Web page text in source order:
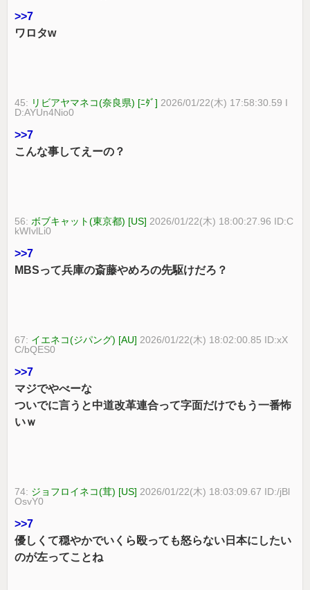
>>7
ワロタw
45: リビアヤマネコ(奈良県) [ﾆﾀﾞ] 2026/01/22(木) 17:58:30.59 I
D:AYUn4Nio0
>>7
こんな事してえーの？
56: ボブキャット(東京都) [US] 2026/01/22(木) 18:00:27.96 ID:C
kWIvlLi0
>>7
MBSって兵庫の斎藤やめろの先駆けだろ？
67: イエネコ(ジパング) [AU] 2026/01/22(木) 18:02:00.85 ID:xX
C/bQES0
>>7
マジでやべーな
ついでに言うと中道改革連合って字面だけでもう一番怖
いｗ
74: ジョフロイネコ(茸) [US] 2026/01/22(木) 18:03:09.67 ID:/jBl
OsvY0
>>7
優しくて穏やかでいくら殴っても怒らない日本にしたい
のが左ってことね